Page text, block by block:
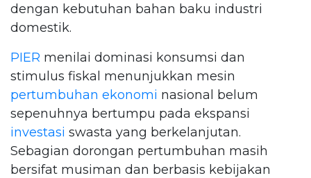
dengan kebutuhan bahan baku industri
domestik.
PIER menilai dominasi konsumsi dan
stimulus fiskal menunjukkan mesin
pertumbuhan ekonomi nasional belum
sepenuhnya bertumpu pada ekspansi
investasi swasta yang berkelanjutan.
Sebagian dorongan pertumbuhan masih
bersifat musiman dan berbasis kebijakan